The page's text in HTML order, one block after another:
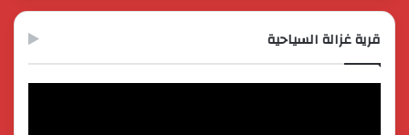
قرية غزالة السياحية